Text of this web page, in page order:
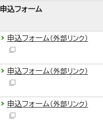
申込フォーム
申込フォーム （外部リンク）
申込フォーム （外部リンク）
申込フォーム （外部リンク）